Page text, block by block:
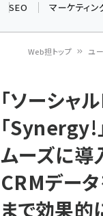
SEO マーケティ
ン
く
ず
Web担トップ ユ
「ソーシャ
「Synergy!
ムーズに導
CRMデー
まで効果的